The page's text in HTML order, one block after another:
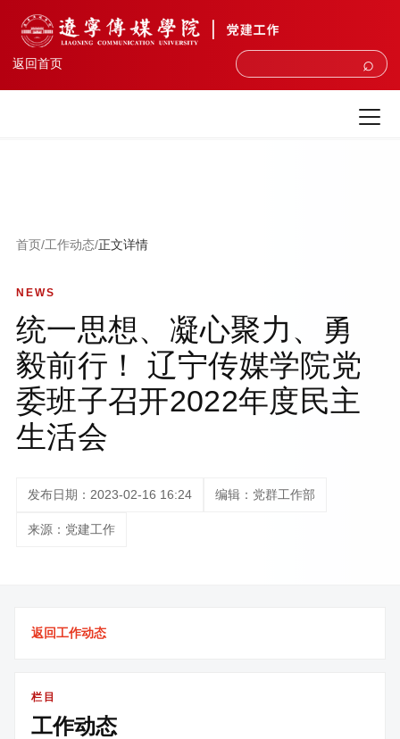
返回首页 ⌕
首页/工作动态/正文详情
NEWS
统一思想、凝心聚力、勇
毅前行！ 辽宁传媒学院党
委班子召开2022年度民主
生活会
发布日期：2023-02-16 16:24 编辑：党群工作部
来源：党建工作
返回工作动态
栏目
工作动态